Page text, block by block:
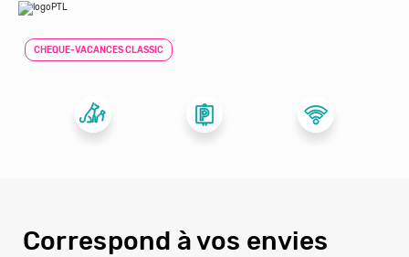
CHEQUE-VACANCES CLASSIC
Correspond à vos envies